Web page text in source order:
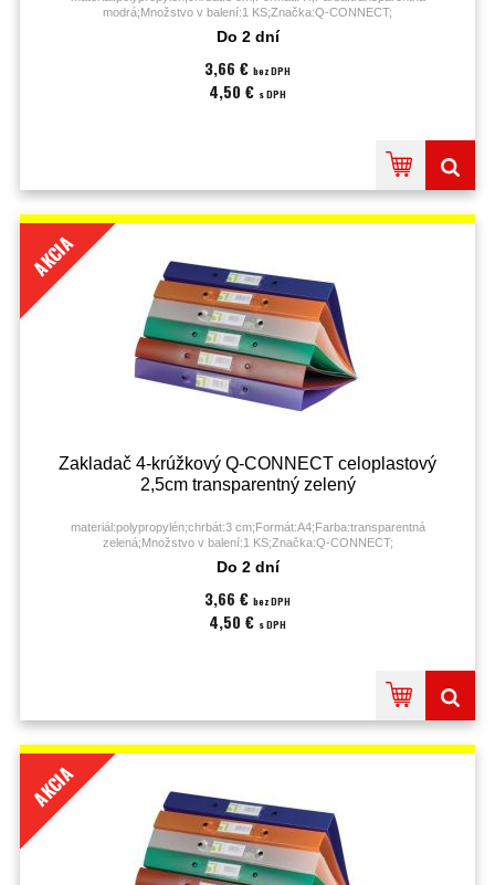
modrá;Množstvo v balení:1 KS;Značka:Q-CONNECT;
Do 2 dní
3,66 € bez DPH
4,50 € s DPH
AKCIA
Zakladač 4-krúžkový Q-CONNECT celoplastový
2,5cm transparentný zelený
materiál:polypropylén;chrbát:3 cm;Formát:A4;Farba:transparentná
zelená;Množstvo v balení:1 KS;Značka:Q-CONNECT;
Do 2 dní
3,66 € bez DPH
4,50 € s DPH
AKCIA